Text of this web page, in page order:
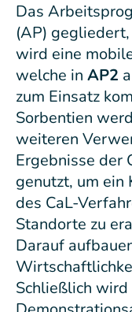
Das
(AP)
wird eine
welche in AP2
zum Einsatz
Sorbentien
weiteren
Ergebnisse der
genutzt, um ein
des CaL-
Standorte zu
Darauf
Schließlich wird